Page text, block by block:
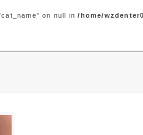
on null in/home/